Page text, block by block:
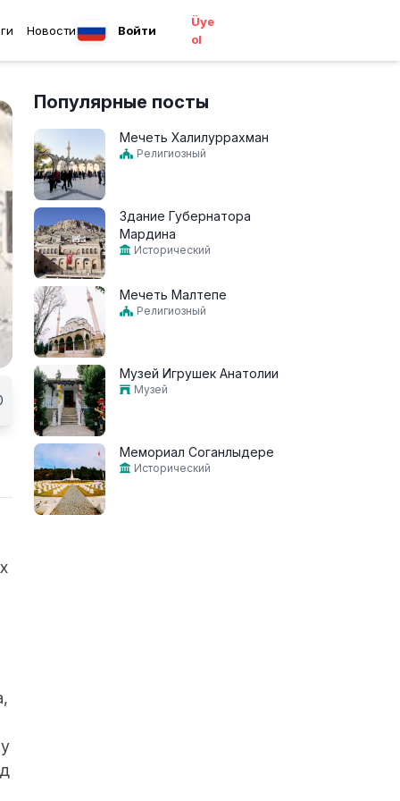
Новости Войти
Üye
ol
Популярные посты
Мечеть Халилуррахман
Религиозный
Здание Губернатора
Мардина
Исторический
Мечеть Малтепе
Религиозный
Музей Игрушек Анатолии
Музей
Мемориал Соганлыдере
Исторический